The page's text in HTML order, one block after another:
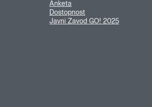
Anketa
Dostopnost
Javni Zavod GO! 2025